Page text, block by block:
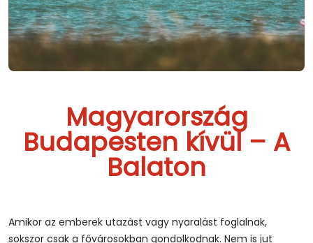
Magyarország
Budapesten kívül – A
Balaton
Amikor az emberek utazást vagy nyaralást foglalnak,
sokszor csak a fővárosokban gondolkodnak. Nem is jut